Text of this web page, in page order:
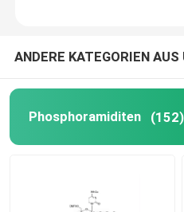
ANDERE KATEGORIEN AUS
Phosphoramiditen (152)